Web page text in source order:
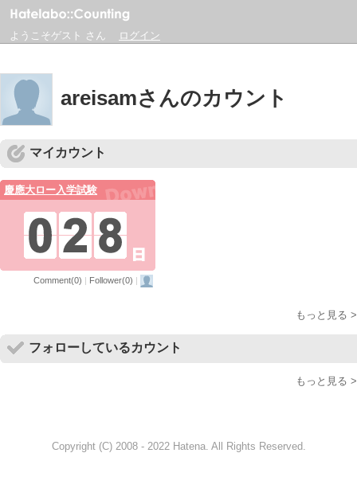
ようこそゲスト さん ログイン
areisamさんのカウント
マイカウント
慶應大ロー入学試験
Comment(0) Follower(0)
もっと見る >
フォローしているカウント
もっと見る >
Copyright (C) 2008 - 2022 Hatena. All Rights Reserved.